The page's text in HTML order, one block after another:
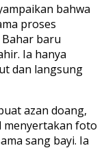
bahwa
proses
baru
Ia hanya
dan langsung
azan doang,
menyertakan foto
sang bayi. Ia